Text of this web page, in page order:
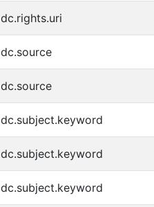
dc.rights.uri
dc.source
dc.source
dc.subject.keyword
dc.subject.keyword
dc.subject.keyword